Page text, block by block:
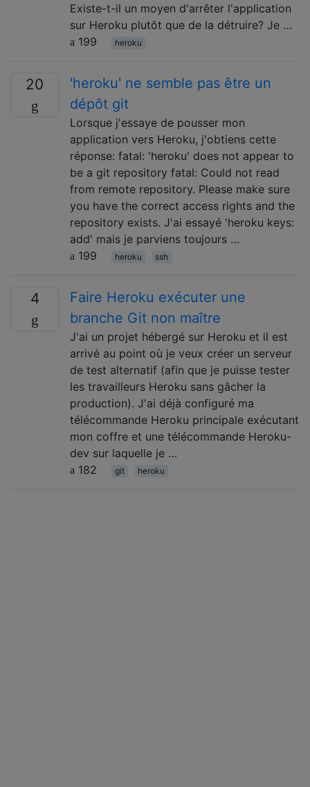
Existe-t-il un moyen d'arrêter l'application
sur Heroku plutôt que de la détruire? Je …
199
heroku
20
'heroku' ne semble pas être un
dépôt git
Lorsque j'essaye de pousser mon
application vers Heroku, j'obtiens cette
réponse: fatal: 'heroku' does not appear to
be a git repository fatal: Could not read
from remote repository. Please make sure
you have the correct access rights and the
repository exists. J'ai essayé 'heroku keys:
add' mais je parviens toujours …
199
heroku ssh
4
Faire Heroku exécuter une
branche Git non maître
J'ai un projet hébergé sur Heroku et il est
arrivé au point où je veux créer un serveur
de test alternatif (afin que je puisse tester
les travailleurs Heroku sans gâcher la
production). J'ai déjà configuré ma
télécommande Heroku principale exécutant
mon coffre et une télécommande Heroku-
dev sur laquelle je …
182
git heroku